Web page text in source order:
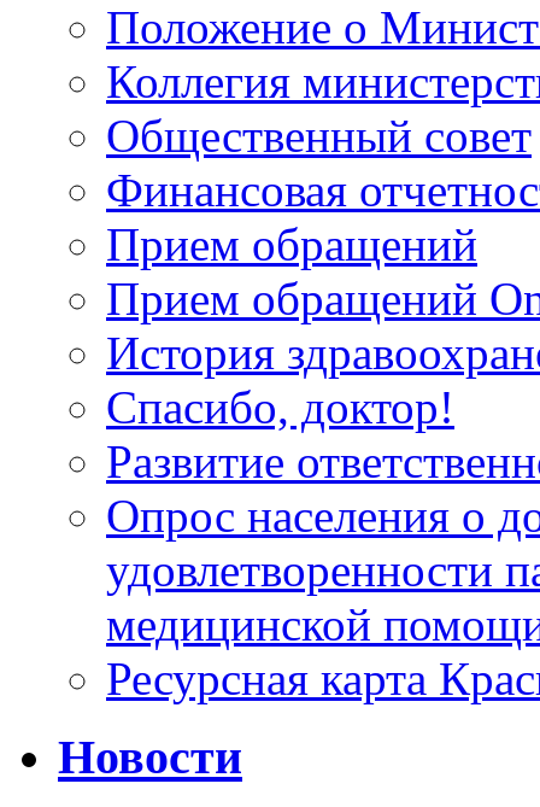
Положение о
Коллегия
Общественный совет
Финансовая
Прием обращений
Прием обращений
История
Спасибо, доктор!
Развитие
Опрос населения о
удовлетворенности
медицинской
Ресурсная карта
Новости